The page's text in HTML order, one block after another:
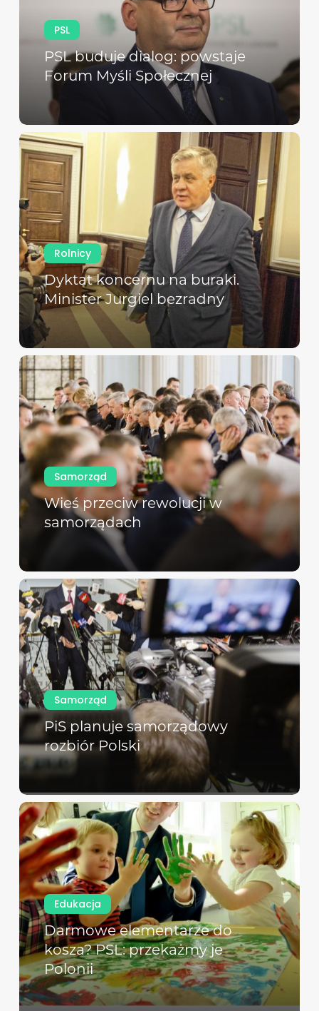
PSL
PSL buduje dialog: powstaje
Forum Myśli Społecznej
Rolnicy
Dyktat koncernu na buraki.
Minister Jurgiel bezradny
Samorząd
Wieś przeciw rewolucji w
samorządach
Samorząd
PiS planuje samorządowy
rozbiór Polski
Edukacja
Darmowe elementarze do
kosza? PSL: przekażmy je
Polonii